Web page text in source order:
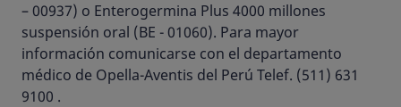
– 00937) o Enterogermina Plus 4000 millones
suspensión oral (BE - 01060). Para mayor
información comunicarse con el departamento
médico de Opella-Aventis del Perú Telef. (511) 631
9100 .